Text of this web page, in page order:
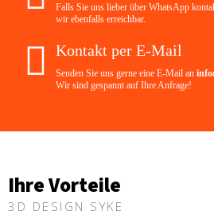
Falls Sie uns lieber über WhatsApp
wir ebenfalls erreichbar.
Kontakt per E-Mail
Senden Sie uns gerne eine E-Mail an
Wir sind gespannt auf Ihre Anfrage!
Ihre Vorteile
3D DESIGN SYKE